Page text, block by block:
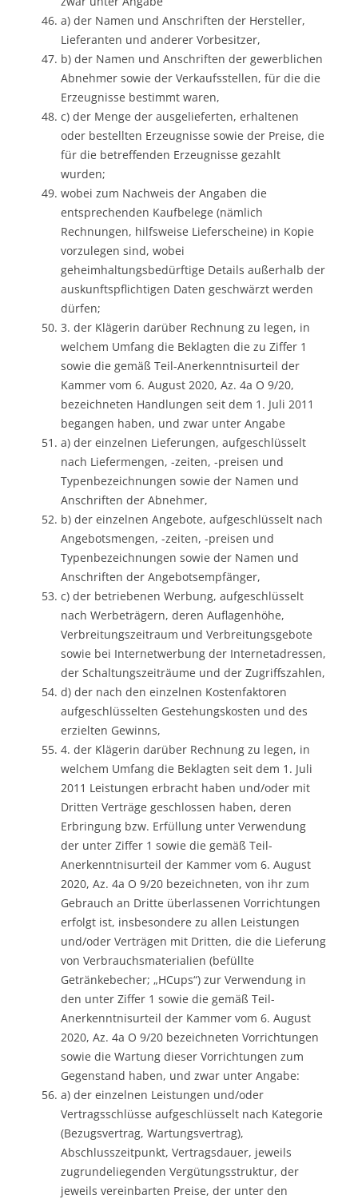
a) der Namen und Anschriften der Hersteller,
Lieferanten und anderer Vorbesitzer,
b) der Namen und Anschriften der gewerblichen
Abnehmer sowie der Verkaufsstellen, für die die
Erzeugnisse bestimmt waren,
c) der Menge der ausgelieferten, erhaltenen
oder bestellten Erzeugnisse sowie der Preise, die
für die betreffenden Erzeugnisse gezahlt
wurden;
wobei zum Nachweis der Angaben die
entsprechenden Kaufbelege (nämlich
Rechnungen, hilfsweise Lieferscheine) in Kopie
vorzulegen sind, wobei
geheimhaltungsbedürftige Details außerhalb der
auskunftspflichtigen Daten geschwärzt werden
dürfen;
3. der Klägerin darüber Rechnung zu legen, in
welchem Umfang die Beklagten die zu Ziffer 1
sowie die gemäß Teil-Anerkenntnisurteil der
Kammer vom 6. August 2020, Az. 4a O 9/20,
bezeichneten Handlungen seit dem 1. Juli 2011
begangen haben, und zwar unter Angabe
a) der einzelnen Lieferungen, aufgeschlüsselt
nach Liefermengen, -zeiten, -preisen und
Typenbezeichnungen sowie der Namen und
Anschriften der Abnehmer,
b) der einzelnen Angebote, aufgeschlüsselt nach
Angebotsmengen, -zeiten, -preisen und
Typenbezeichnungen sowie der Namen und
Anschriften der Angebotsempfänger,
c) der betriebenen Werbung, aufgeschlüsselt
nach Werbeträgern, deren Auflagenhöhe,
Verbreitungszeitraum und Verbreitungsgebote
sowie bei Internetwerbung der Internetadressen,
der Schaltungszeiträume und der Zugriffszahlen,
d) der nach den einzelnen Kostenfaktoren
aufgeschlüsselten Gestehungskosten und des
erzielten Gewinns,
4. der Klägerin darüber Rechnung zu legen, in
welchem Umfang die Beklagten seit dem 1. Juli
2011 Leistungen erbracht haben und/oder mit
Dritten Verträge geschlossen haben, deren
Erbringung bzw. Erfüllung unter Verwendung
der unter Ziffer 1 sowie die gemäß Teil-
Anerkenntnisurteil der Kammer vom 6. August
2020, Az. 4a O 9/20 bezeichneten, von ihr zum
Gebrauch an Dritte überlassenen Vorrichtungen
erfolgt ist, insbesondere zu allen Leistungen
und/oder Verträgen mit Dritten, die die Lieferung
von Verbrauchsmaterialien (befüllte
Getränkebecher; „HCups“) zur Verwendung in
den unter Ziffer 1 sowie die gemäß Teil-
Anerkenntnisurteil der Kammer vom 6. August
2020, Az. 4a O 9/20 bezeichneten Vorrichtungen
sowie die Wartung dieser Vorrichtungen zum
Gegenstand haben, und zwar unter Angabe:
a) der einzelnen Leistungen und/oder
Vertragsschlüsse aufgeschlüsselt nach Kategorie
(Bezugsvertrag, Wartungsvertrag),
Abschlusszeitpunkt, Vertragsdauer, jeweils
zugrundeliegenden Vergütungsstruktur, der
jeweils vereinbarten Preise, der unter den